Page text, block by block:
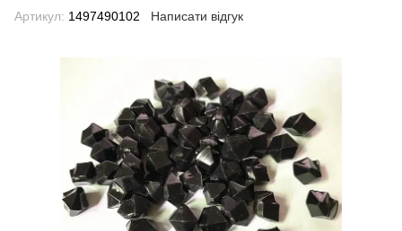
Артикул: 1497490102 Написати відгук